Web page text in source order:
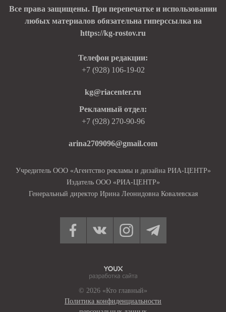
Все права защищены. При перепечатке и использовании
любых материалов обязательна гиперссылка на
https://kg-rostov.ru
Телефон редакции:
+7 (928) 106-19-02
kg@riacenter.ru
Рекламный отдел:
+7 (928) 270-90-96
arina2709096@gmail.com
Учредитель ООО «Агентство рекламы и дизайна РИА-ЦЕНТР»
Издатель ООО «РИА-ЦЕНТР»
Генеральный директор Ирина Леонидовна Ковалевская
© 2026 «Кто главный»
Политика конфиденциальности